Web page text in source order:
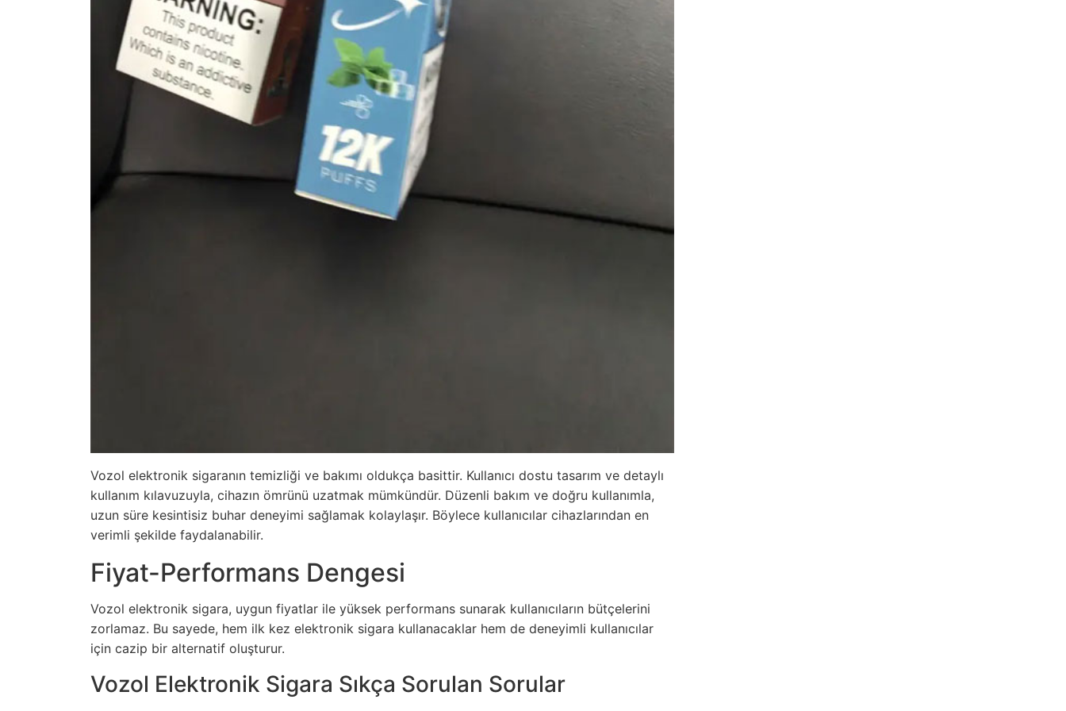
Vozol elektronik sigaranın temizliği ve bakımı oldukça basittir. Kullanıcı dostu tasarım ve detaylı
kullanım kılavuzuyla, cihazın ömrünü uzatmak mümkündür. Düzenli bakım ve doğru kullanımla,
uzun süre kesintisiz buhar deneyimi sağlamak kolaylaşır. Böylece kullanıcılar cihazlarından en
verimli şekilde faydalanabilir.
Fiyat-Performans Dengesi
Vozol elektronik sigara, uygun fiyatlar ile yüksek performans sunarak kullanıcıların bütçelerini
zorlamaz. Bu sayede, hem ilk kez elektronik sigara kullanacaklar hem de deneyimli kullanıcılar
için cazip bir alternatif oluşturur.
Vozol Elektronik Sigara Sıkça Sorulan Sorular